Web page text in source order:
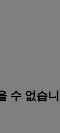
수 없습